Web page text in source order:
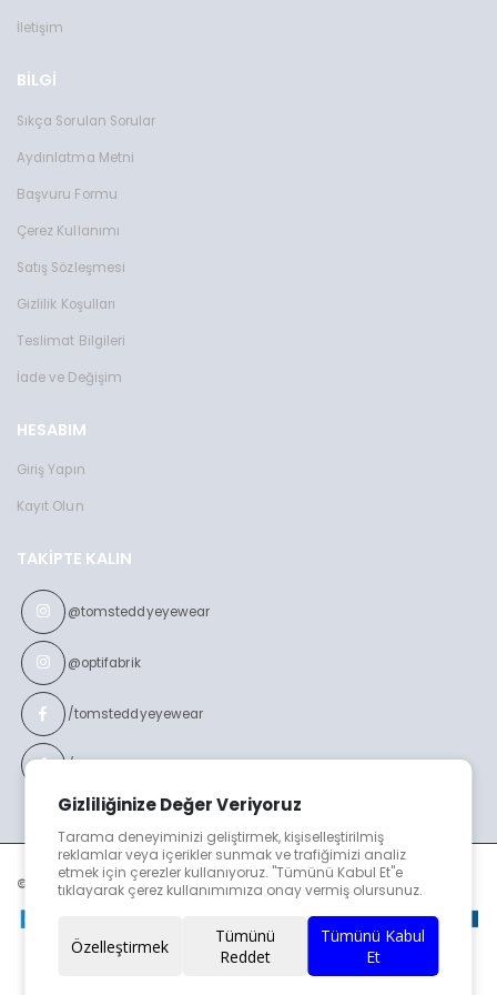
Gizliliğinize Değer Veriyoruz
Tarama deneyiminizi geliştirmek, kişiselleştirilmiş
reklamlar veya içerikler sunmak ve trafiğimizi analiz
etmek için çerezler kullanıyoruz. "Tümünü Kabul Et"e
tıklayarak çerez kullanımımıza onay vermiş olursunuz.
Özelleştirmek
Tümünü
Reddet
Tümünü Kabul
Et
İletişim
BİLGİ
Sıkça Sorulan Sorular
Aydınlatma Metni
Başvuru Formu
Çerez Kullanımı
Satış Sözleşmesi
Gizlilik Koşulları
Teslimat Bilgileri
İade ve Değişim
HESABIM
Giriş Yapın
Kayıt Olun
TAKIPTE KALIN
@tomsteddyeyewear
@optifabrik
/tomsteddyeyewear
/optifabrikeyewear
© TOMS TEDDY v2023